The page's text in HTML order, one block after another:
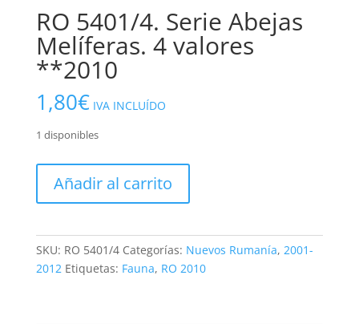
RO 5401/4. Serie Abejas
Melíferas. 4 valores
**2010
1,80€ IVA INCLUÍDO
1 disponibles
5401/4.
Melíferas.
4
Añadir al carrito
SKU: RO 5401/4 Categorías: Nuevos Rumanía, 2001-
2012 Etiquetas: Fauna, RO 2010